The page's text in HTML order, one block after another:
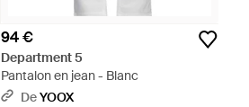
94 €
Department 5
Pantalon en jean - Blanc
DeYOOX